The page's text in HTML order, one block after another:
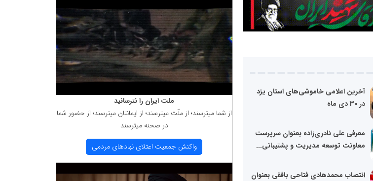
آخرین اعلامی خاموشی‌های استان یزد
در 30 دی ماه
معرفی علی نادری‌زاده بعنوان سرپرست
معاونت توسعه مدیریت و پشتیبانی...
انتصاب محمدهادی فتاحی بافقی بعنوان
ملت ایران را نترسانید
از شما میترسند؛ از ملّت میترسند؛ از ایمانتان میترسند؛ از حضور شما
در صحنه میترسند
واكنش جمعیت اعتلای نهادهای مردمی